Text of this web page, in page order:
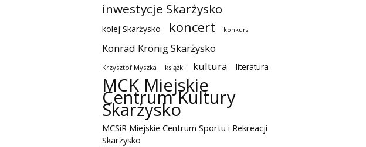
inwestycje Skarżysko
kolej Skarżysko koncert konkurs
Konrad Krönig Skarżysko
Krzysztof Myszka książki kultura literatura
MCK Miejskie
Centrum Kultury
Skarżysko
MCSiR Miejskie Centrum Sportu i Rekreacji
Skarżysko